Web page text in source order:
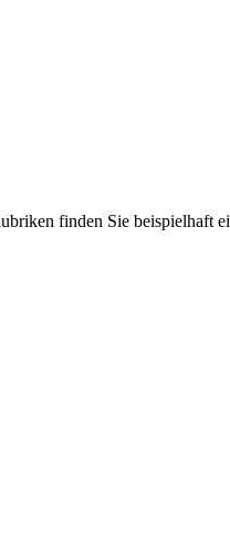
finden Sie beispielhaft